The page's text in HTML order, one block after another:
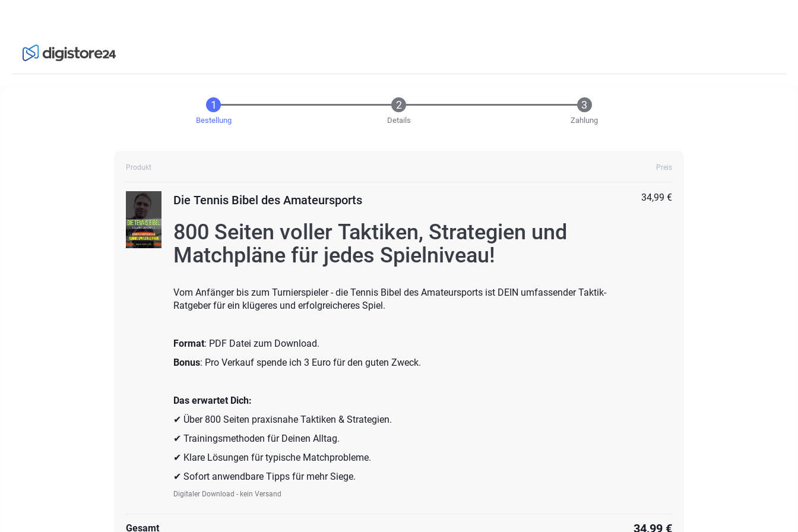
Bestellung Details Zahlung
Produkt Preis
Die Tennis Bibel des Amateursports
800 Seiten voller Taktiken, Strategien und
Matchpläne für jedes Spielniveau!
Vom Anfänger bis zum Turnierspieler - die Tennis Bibel des Amateursports ist DEIN umfassender Taktik-
Ratgeber für ein klügeres und erfolgreicheres Spiel.
Format: PDF Datei zum Download.
Bonus: Pro Verkauf spende ich 3 Euro für den guten Zweck.
Das erwartet Dich:
✔ Über 800 Seiten praxisnahe Taktiken & Strategien.
✔ Trainingsmethoden für Deinen Alltag.
✔ Klare Lösungen für typische Matchprobleme.
✔ Sofort anwendbare Tipps für mehr Siege.
Digitaler Download - kein Versand
34,99 €
Gesamt 34,99 €